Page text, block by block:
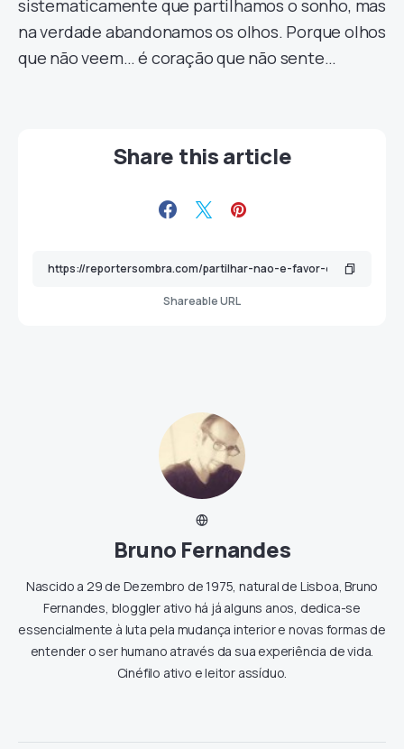
sistematicamente que partilhamos o sonho, mas
na verdade abandonamos os olhos. Porque olhos
que não veem… é coração que não sente…
Share this article
Shareable URL
Bruno Fernandes
Nascido a 29 de Dezembro de 1975, natural de Lisboa, Bruno
Fernandes, bloggler ativo há já alguns anos, dedica-se
essencialmente à luta pela mudança interior e novas formas de
entender o ser humano através da sua experiência de vida.
Cinéfilo ativo e leitor assíduo.